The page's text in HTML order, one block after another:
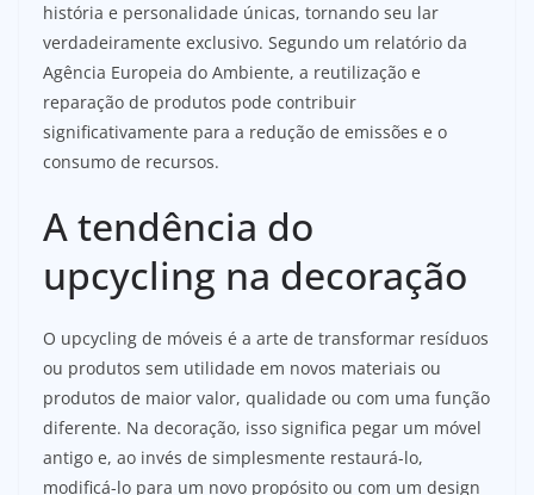
história e personalidade únicas, tornando seu lar
verdadeiramente exclusivo. Segundo um relatório da
Agência Europeia do Ambiente, a reutilização e
reparação de produtos pode contribuir
significativamente para a redução de emissões e o
consumo de recursos.
A tendência do
upcycling na decoração
O upcycling de móveis é a arte de transformar resíduos
ou produtos sem utilidade em novos materiais ou
produtos de maior valor, qualidade ou com uma função
diferente. Na decoração, isso significa pegar um móvel
antigo e, ao invés de simplesmente restaurá-lo,
modificá-lo para um novo propósito ou com um design